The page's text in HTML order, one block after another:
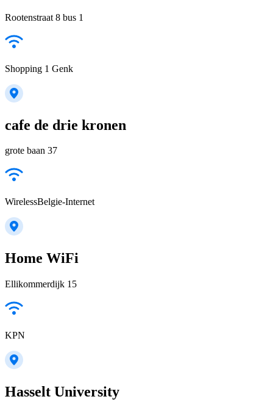
Rootenstraat 8 bus 1
Shopping 1 Genk
cafe de drie kronen
grote baan 37
WirelessBelgie-Internet
Home WiFi
Ellikommerdijk 15
KPN
Hasselt University